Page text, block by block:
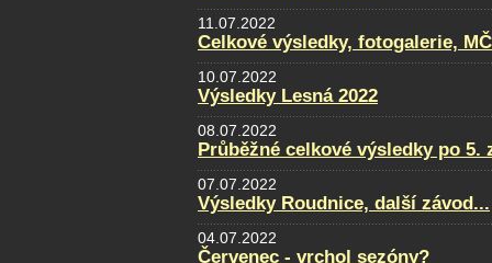
11.07.2022
Celkové výsledky, fotogalerie,
10.07.2022
Výsledky Lesná 2022
08.07.2022
Průběžné celkové výsledky po 5.
07.07.2022
Výsledky Roudnice, další závod...
04.07.2022
Červenec - vrchol sezóny?